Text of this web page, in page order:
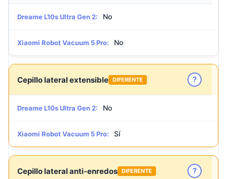
Dreame L10s Ultra Gen 2: No
Xiaomi Robot Vacuum 5 Pro: No
Cepillo lateral extensible DIFERENTE ?
Dreame L10s Ultra Gen 2: No
Xiaomi Robot Vacuum 5 Pro: Sí
Cepillo lateral anti-enredos DIFERENTE ?